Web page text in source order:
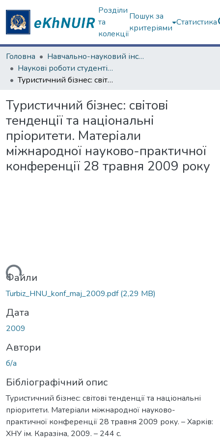
Розділи
та
колекції
Пошук за
критеріями
Статистика
Головна
Навчально-науковий інститут "Каразінський інститут міжнародних відносин та туристичного бізнесу"
Наукові роботи студентів та аспірантів. Навчально-науковий інститут "Каразінський інститут міжнародних відносин та туристичного бізнесу"
Туристичний бізнес: світові тенденції та національні пріоритети. Матеріали міжнародної науково-практичної конференції 28 травня 2009 року
Туристичний бізнес: світові
тенденції та національні
пріоритети. Матеріали
міжнародної науково-практичної
конференції 28 травня 2009 року
Файли
Turbiz_HNU_konf_maj_2009.pdf(2,29 MB)
Дата
2009
Автори
б/а
Бібліографічний опис
Туристичний бізнес: світові тенденції та національні
пріоритети. Матеріали міжнародної науково-
практичної конференції 28 травня 2009 року. – Харків:
ХНУ ім. Каразіна, 2009. – 244 с.